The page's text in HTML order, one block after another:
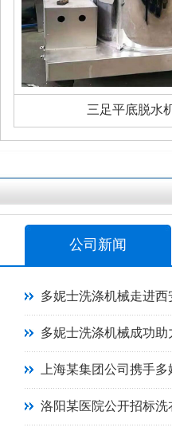
三足平底脱水
公司新闻
多妮士洗涤机械走进
多妮士洗涤机械成功
上海某集团公司携手
洛阳某医院公开招标